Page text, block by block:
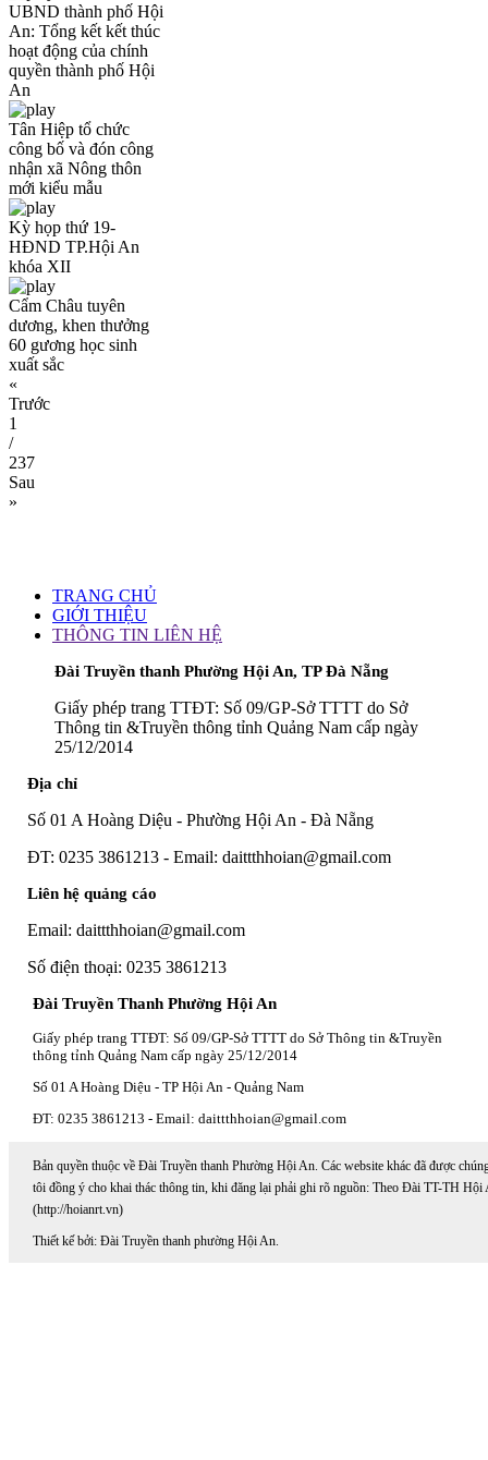
UBND thành phố Hội
An: Tổng kết kết thúc
hoạt động của chính
quyền thành phố Hội
An
Tân Hiệp tổ chức
công bố và đón công
nhận xã Nông thôn
mới kiểu mẫu
Kỳ họp thứ 19-
HĐND TP.Hội An
khóa XII
Cẩm Châu tuyên
dương, khen thưởng
60 gương học sinh
xuất sắc
«
Trước
1
/
237
Sau
»
TRANG CHỦ
GIỚI THIỆU
THÔNG TIN LIÊN HỆ
Đài Truyền thanh Phường Hội An, TP Đà Nẵng
Giấy phép trang TTĐT: Số 09/GP-Sở TTTT do Sở
Thông tin &Truyền thông tỉnh Quảng Nam cấp ngày
25/12/2014
Địa chỉ
Số 01 A Hoàng Diệu - Phường Hội An - Đà Nẵng
ĐT: 0235 3861213 - Email: daittthhoian@gmail.com
Liên hệ quảng cáo
Email: daittthhoian@gmail.com
Số điện thoại: 0235 3861213
Đài Truyền Thanh Phường Hội An
Giấy phép trang TTĐT: Số 09/GP-Sở TTTT do Sở Thông tin &Truyền
thông tỉnh Quảng Nam cấp ngày 25/12/2014
Số 01 A Hoàng Diệu - TP Hội An - Quảng Nam
ĐT: 0235 3861213 - Email: daittthhoian@gmail.com
Bản quyền thuộc về Đài Truyền thanh Phường Hội An. Các website khác đã được
tôi đồng ý cho khai thác thông tin, khi đăng lại phải ghi rõ nguồn: Theo Đài TT-TH Hội
(http://hoianrt.vn)
Thiết kế bởi: Đài Truyền thanh phường Hội An.